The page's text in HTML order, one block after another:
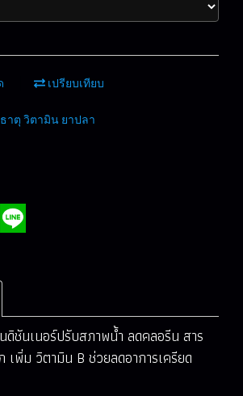
เปรียบเทียบ
าตุ วิตามิน ยาปลา
ชันเนอร์ปรับสภาพน้ำ ลดคลอรีน สาร
พิ่ม วิตามิน B ช่วยลดอาการเครียด